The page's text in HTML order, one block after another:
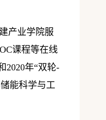
产业学院服
课程等在线
2020年“双轮-
能科学与工